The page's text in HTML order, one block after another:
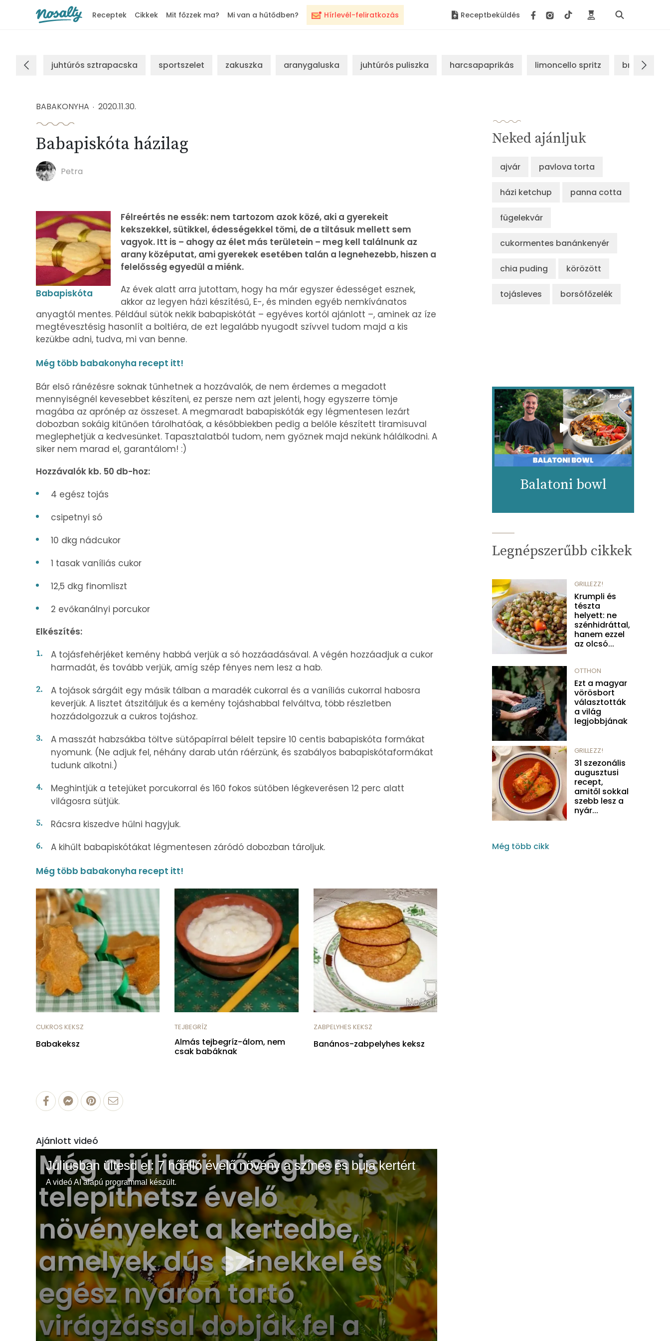
Hírlevél-feliratkozás
Receptek Cikkek Mit főzzek ma? Mi van a hűtődben? Receptbeküldés
juhtúrós sztrapacska sportszelet zakuszka aranygaluska juhtúrós puliszka harcsapaprikás limoncello spritz brassói
BABAKONYHA 2020.11.30.
Babapiskóta házilag
Petra
Babapiskóta
Félreértés ne essék: nem tartozom azok közé, aki a gyerekeit
kekszekkel, sütikkel, édességekkel tömi, de a tiltásuk mellett sem
vagyok. Itt is – ahogy az élet más területein – meg kell találnunk az
arany középutat, ami gyerekek esetében talán a legnehezebb, hiszen a
felelősség egyedül a miénk.
Az évek alatt arra jutottam, hogy ha már egyszer édességet esznek,
akkor az legyen házi készítésű, E-, és minden egyéb nemkívánatos
anyagtól mentes. Például sütök nekik babapiskótát – egyéves kortól ajánlott –, aminek az íze
megtévesztésig hasonlít a boltiéra, de ezt legalább nyugodt szívvel tudom majd a kis
kezükbe adni, tudva, mi van benne.
Még több babakonyha recept itt!
Bár első ránézésre soknak tűnhetnek a hozzávalók, de nem érdemes a megadott
mennyiségnél kevesebbet készíteni, ez persze nem azt jelenti, hogy egyszerre tömje
magába az aprónép az összeset. A megmaradt babapiskóták egy légmentesen lezárt
dobozban sokáig kitűnően tárolhatóak, a későbbiekben pedig a belőle készített tiramisuval
meglephetjük a kedvesünket. Tapasztalatból tudom, nem győznek majd nekünk hálálkodni. A
siker nem marad el, garantálom! :)
Hozzávalók kb. 50 db-hoz:
4 egész tojás
csipetnyi só
10 dkg nádcukor
1 tasak vaníliás cukor
12,5 dkg finomliszt
2 evőkanálnyi porcukor
Elkészítés:
A tojásfehérjéket kemény habbá verjük a só hozzáadásával. A végén hozzáadjuk a cukor
harmadát, és tovább verjük, amíg szép fényes nem lesz a hab.
A tojások sárgáit egy másik tálban a maradék cukorral és a vaníliás cukorral habosra
keverjük. A lisztet átszitáljuk és a kemény tojáshabbal felváltva, több részletben
hozzádolgozzuk a cukros tojáshoz.
A masszát habzsákba töltve sütőpapírral bélelt tepsire 10 centis babapiskóta formákat
nyomunk. (Ne adjuk fel, néhány darab után ráérzünk, és szabályos babapiskótaformákat
tudunk alkotni.)
Meghintjük a tetejüket porcukorral és 160 fokos sütőben légkeverésen 12 perc alatt
világosra sütjük.
Rácsra kiszedve hűlni hagyjuk.
A kihűlt babapiskótákat légmentesen záródó dobozban tároljuk.
Még több babakonyha recept itt!
CUKROS KEKSZ
Babakeksz
TEJBEGRÍZ
Almás tejbegríz-álom, nem
csak babáknak
ZABPELYHES KEKSZ
Banános-zabpelyhes keksz
Ajánlott videó
Júliusban ültesd el: 7 hőálló évelő növény a színes és buja kertért
A videó AI alapú programmal készült.
Neked ajánljuk
ajvár pavlova torta
házi ketchup panna cotta
fügelekvár
cukormentes banánkenyér
chia puding körözött
tojásleves borsófőzelék
Balatoni bowl
Legnépszerűbb cikkek
GRILLEZZ!
Krumpli és
tészta
helyett: ne
szénhidráttal,
hanem ezzel
az olcsó...
OTTHON
Ezt a magyar
vörösbort
választották
a világ
legjobbjának
GRILLEZZ!
31 szezonális
augusztusi
recept,
amitől sokkal
szebb lesz a
nyár...
Még több cikk